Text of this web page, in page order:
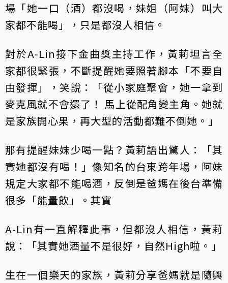
場「她一口（酒）都沒喝，妹姐（阿妹）叫大
家都不能喝」，只是都沒人相信。
對於A-Lin接下金曲獎主持工作，黃莉坦言全
家都很緊張，不斷提醒她要照著腳本「不要自
由發揮」，笑說：「從小家庭聚會，她一拿到
麥克風就不會還了！ 馬上從配角變主角。她就
是家族開心果，再大型的活動都難不倒她。」
那有提醒妹妹少喝一點？黃莉語出驚人：「其
實她都沒有喝！」像知名的台東跨年場，阿妹
規定大家都不能喝酒，反倒是爸媽在後台準備
很多「能量飲」。其實
A-Lin有一直解釋此事，但都沒人相信，黃莉
說：「其實她酒量不是很好，自然High啦。」
生在一個樂天的家族，黃莉分享爸媽就是隨興